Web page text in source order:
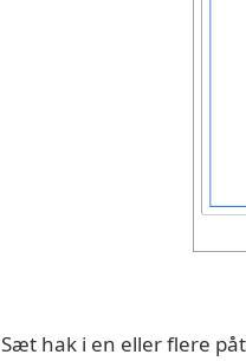
Sæt hak i en eller flere